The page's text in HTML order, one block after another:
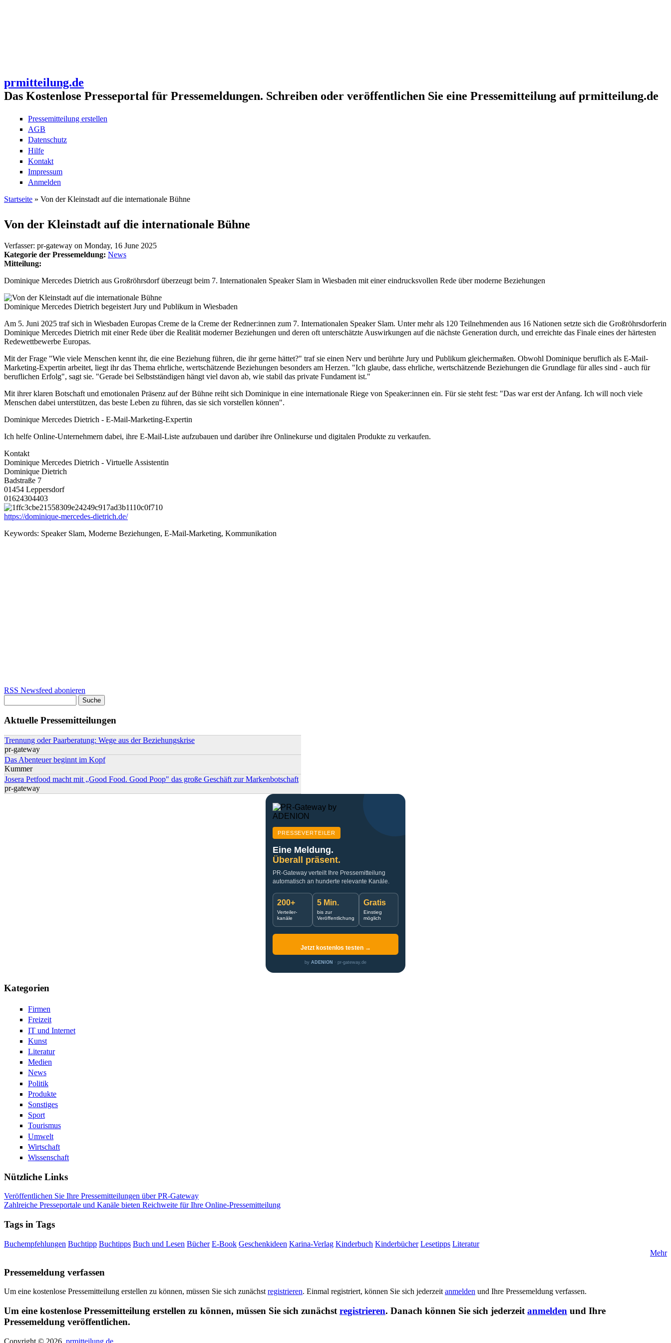
prmitteilung.de
Das Kostenlose Presseportal für Pressemeldungen. Schreiben oder veröffentlichen Sie eine Pressemitteilung auf prmitteilung.de
Pressemitteilung erstellen
AGB
Datenschutz
Hilfe
Kontakt
Impressum
Anmelden
Startseite » Von der Kleinstadt auf die internationale Bühne
Von der Kleinstadt auf die internationale Bühne
Verfasser: pr-gateway on Monday, 16 June 2025
Kategorie der Pressemeldung: News
Mitteilung:
Dominique Mercedes Dietrich aus Großröhrsdorf überzeugt beim 7. Internationalen Speaker Slam in Wiesbaden mit einer eindrucksvollen Rede über moderne Beziehungen
Dominique Mercedes Dietrich begeistert Jury und Publikum in Wiesbaden
Am 5. Juni 2025 traf sich in Wiesbaden Europas Creme de la Creme der Redner:innen zum 7. Internationalen Speaker Slam. Unter mehr als 120 Teilnehmenden aus 16 Nationen setzte sich die Großröhrsdorferin
Dominique Mercedes Dietrich mit einer Rede über die Realität moderner Beziehungen und deren oft unterschätzte Auswirkungen auf die nächste Generation durch, und erreichte das Finale eines der härtesten
Redewettbewerbe Europas.
Mit der Frage "Wie viele Menschen kennt ihr, die eine Beziehung führen, die ihr gerne hättet?" traf sie einen Nerv und berührte Jury und Publikum gleichermaßen. Obwohl Dominique beruflich als E-Mail-
Marketing-Expertin arbeitet, liegt ihr das Thema ehrliche, wertschätzende Beziehungen besonders am Herzen. "Ich glaube, dass ehrliche, wertschätzende Beziehungen die Grundlage für alles sind - auch für
beruflichen Erfolg", sagt sie. "Gerade bei Selbstständigen hängt viel davon ab, wie stabil das private Fundament ist."
Mit ihrer klaren Botschaft und emotionalen Präsenz auf der Bühne reiht sich Dominique in eine internationale Riege von Speaker:innen ein. Für sie steht fest: "Das war erst der Anfang. Ich will noch viele
Menschen dabei unterstützen, das beste Leben zu führen, das sie sich vorstellen können".
Dominique Mercedes Dietrich - E-Mail-Marketing-Expertin
Ich helfe Online-Unternehmern dabei, ihre E-Mail-Liste aufzubauen und darüber ihre Onlinekurse und digitalen Produkte zu verkaufen.
Kontakt
Dominique Mercedes Dietrich - Virtuelle Assistentin
Dominique Dietrich
Badstraße 7
01454 Leppersdorf
01624304403
https://dominique-mercedes-dietrich.de/
Keywords: Speaker Slam, Moderne Beziehungen, E-Mail-Marketing, Kommunikation
RSS Newsfeed abonieren
Aktuelle Pressemitteilungen
Trennung oder Paarberatung: Wege aus der Beziehungskrise
pr-gateway
Das Abenteuer beginnt im Kopf
Kummer
Josera Petfood macht mit „Good Food. Good Poop" das große Geschäft zur Markenbotschaft
pr-gateway
PRESSEVERTEILER
Eine Meldung.
Überall präsent.
PR-Gateway verteilt Ihre Pressemitteilung
automatisch an hunderte relevante Kanäle.
200+
Verteiler-
kanäle
5 Min.
bis zur
Veröffentlichung
Gratis
Einstieg
möglich
Jetzt kostenlos testen →
by ADENION · pr-gateway.de
Kategorien
Firmen
Freizeit
IT und Internet
Kunst
Literatur
Medien
News
Politik
Produkte
Sonstiges
Sport
Tourismus
Umwelt
Wirtschaft
Wissenschaft
Nützliche Links
Veröffentlichen Sie Ihre Pressemitteilungen über PR-Gateway
Zahlreiche Presseportale und Kanäle bieten Reichweite für Ihre Online-Pressemitteilung
Tags in Tags
Buchempfehlungen Buchtipp Buchtipps Buch und Lesen Bücher E-Book Geschenkideen Karina-Verlag Kinderbuch Kinderbücher Lesetipps Literatur
Mehr
Pressemeldung verfassen
Um eine kostenlose Pressemitteilung erstellen zu können, müssen Sie sich zunächst registrieren. Einmal registriert, können Sie sich jederzeit anmelden und Ihre Pressemeldung verfassen.
Um eine kostenlose Pressemitteilung erstellen zu können, müssen Sie sich zunächst registrieren. Danach können Sie sich jederzeit anmelden und Ihre
Pressemeldung veröffentlichen.
Copyright © 2026, prmitteilung.de